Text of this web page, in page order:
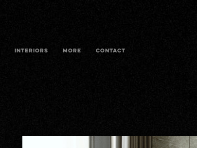
INTERIORS MORE CONTACT